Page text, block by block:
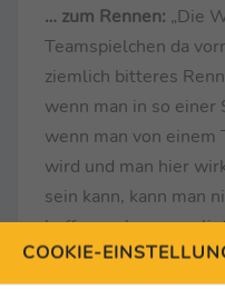
… zum Rennen: „Die
Teamspielchen da
ziemlich bitteres
wenn man in so
wenn man von
wird und man hier
sein kann, kann man
hoffnungslos
frustrierend. Dieses
wieder passiert,
COOKIE-